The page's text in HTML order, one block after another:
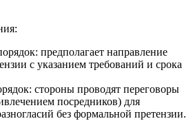
предполагает направление
с указанием требований и срока
стороны проводят переговоры
посредников) для
без формальной претензии.